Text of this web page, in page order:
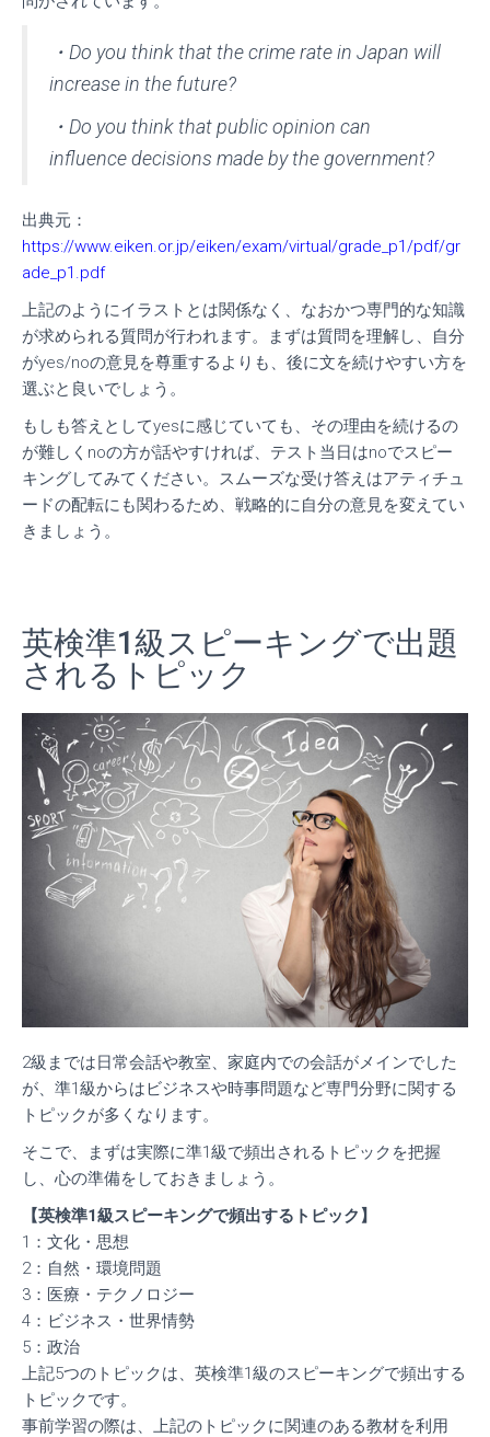
・Do you think that the crime rate in Japan will
increase in the future?
・Do you think that public opinion can
influence decisions made by the government?
出典元：
https://www.eiken.or.jp/eiken/exam/virtual/grade_p1/pdf/gr
ade_p1.pdf
上記のようにイラストとは関係なく、なおかつ専門的な知識
が求められる質問が行われます。
まずは質問を理解し、自分
がyes/noの意見を尊重するよりも、後に文を続けやすい方を
選ぶと良いでしょう。
もしも答えとしてyesに感じていても、その理由を続けるの
が難しくnoの方が話やすければ、テスト当日はnoでスピー
キングしてみてください。 スムーズな受け答えはアティチュ
ードの配転にも関わるため、戦略的に自分の意見を変えてい
きましょう。
英検準1級スピーキングで出題
されるトピック
2級までは日常会話や教室、家庭内での会話がメインでした
が、準1級からはビジネスや時事問題など専門分野に関する
トピックが多くなります。
そこで、まずは実際に準1級で頻出されるトピックを把握
し、心の準備をしておきましょう。
【英検準1級スピーキングで頻出するトピック】
1：文化・思想
2：自然・環境問題
3：医療・テクノロジー
4：ビジネス・世界情勢
5：政治
上記5つのトピックは、英検準1級のスピーキングで頻出する
トピックです。
事前学習の際は、上記のトピックに関連のある教材を利用